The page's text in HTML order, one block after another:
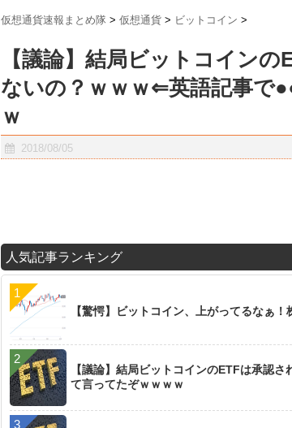
仮想通貨速報まとめ隊 > 仮想通貨 > ビットコイン >
【議論】結局ビットコイン
ないの？ｗｗｗ⇐英語記事で
ｗ
2018/08/05
人気記事ランキング
【驚愕】ビットコイン、上がってるなぁ
【議論】結局ビットコインのETFは承認
て言ってたぞｗｗｗｗ